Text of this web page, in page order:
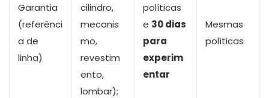
Garantia
(referênci
a de
linha)
cilindro,
mecanis
mo,
revestim
ento,
lombar);
políticas
e 30 dias
para
experim
entar
Mesmas
políticas